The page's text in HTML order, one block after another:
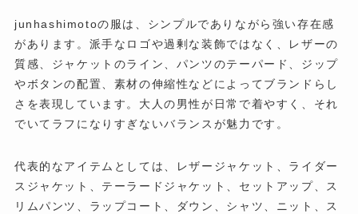
junhashimotoの服は、シンプルでありながら強い存在感
があります。派手なロゴや過剰な装飾ではなく、レザーの
質感、ジャケットのライン、パンツのテーパード、ジップ
やボタンの配置、素材の伸縮性などによってブランドらし
さを表現しています。大人の男性が日常で着やすく、それ
でいてラフになりすぎないバランスが魅力です。
代表的なアイテムとしては、レザージャケット、ライダー
スジャケット、テーラードジャケット、セットアップ、ス
リムパンツ、ラップコート、ダウン、シャツ、ニット、ス